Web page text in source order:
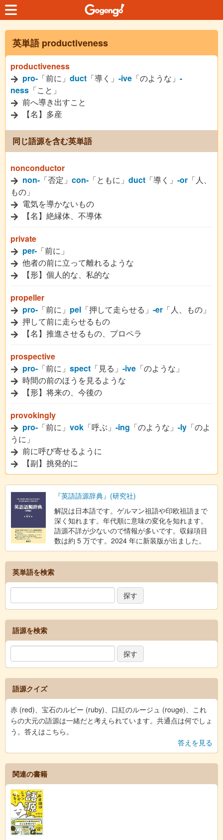
英単語 productiveness
productiveness
pro- 「前に」 duct 「導く」 -ive 「のような」 -
ness 「こと」
前へ導き出すこと
【名】多産
同じ語源を含む英単語
nonconductor
non- 「否定」 con- 「ともに」 duct 「導く」 -or 「人、
もの」
電気を導かないもの
【名】絶縁体、不導体
private
per- 「前に」
他者の前に立って離れるような
【形】個人的な、私的な
propeller
pro- 「前に」 pel 「押して走らせる」 -er 「人、もの」
押して前に走らせるもの
【名】推進させるもの、プロペラ
prospective
pro- 「前に」 spect 「見る」 -ive 「のような」
時間の前のほうを見るような
【形】将来の、今後の
provokingly
pro- 「前に」 vok 「呼ぶ」 -ing 「のような」 -ly 「のよ
うに」
前に呼び寄せるように
【副】挑発的に
『英語語源辞典』(研究社)
解説は日本語です。ゲルマン祖語や印欧祖語まで
深く知れます。年代順に意味の変化を知れます。
語源不詳が少ないので情報が多いです。収録項目
数は約 5 万です。2024 年に新装版が出ました。
英単語を検索
語源を検索
語源クイズ
赤 (red)、宝石のルビー (ruby)、口紅のルージュ (rouge)、これ
らの大元の語源は一緒だと考えられています。共通点は何でしょ
う。答えはこちら。
答えを見る
関連の書籍